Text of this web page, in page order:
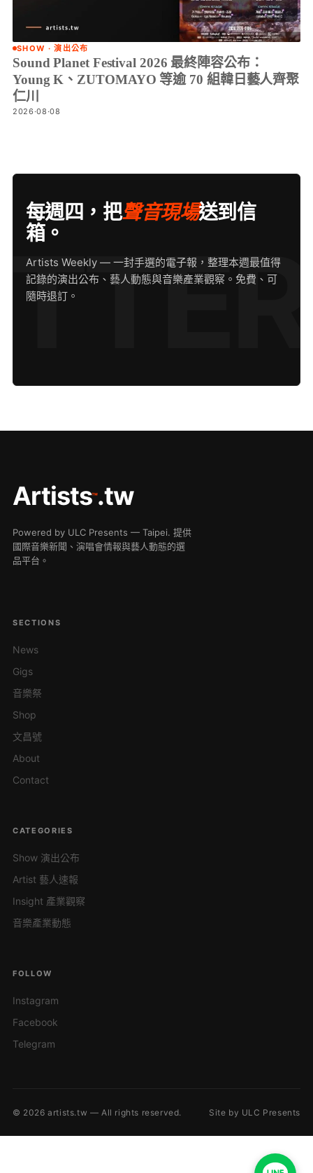
SHOW · 演出公布
Sound Planet Festival 2026 最終陣容公布：
Young K、ZUTOMAYO 等逾 70 組韓日藝人齊聚
仁川
2026·08·08
每週四，把聲音現場送到信
箱。
Artists Weekly — 一封手選的電子報，整理本週最值得
記錄的演出公布、藝人動態與音樂產業觀察。免費、可
隨時退訂。
Artists™.tw
Powered by ULC Presents — Taipei. 提供
國際音樂新聞、演唱會情報與藝人動態的選
品平台。
SECTIONS
News
Gigs
音樂祭
Shop
文昌號
About
Contact
CATEGORIES
Show 演出公布
Artist 藝人速報
Insight 產業觀察
音樂產業動態
FOLLOW
Instagram
Facebook
Telegram
© 2026 artists.tw — All rights reserved. Site by ULC Presents